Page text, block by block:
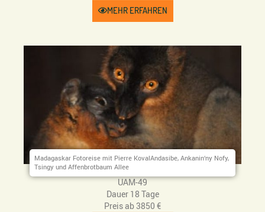
MEHR ERFAHREN
Madagaskar Fotoreise mit Pierre KovalAndasibe, Ankanin‘ny Nofy,
Tsingy und Affenbrotbaum Allee
UAM-49
Dauer 18 Tage
Preis ab 3850 €